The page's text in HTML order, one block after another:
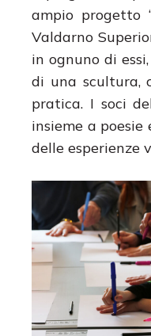
ampio progetto
Valdarno
in ognuno di
di una scultura,
pratica. I soci
insieme a
delle esperienze